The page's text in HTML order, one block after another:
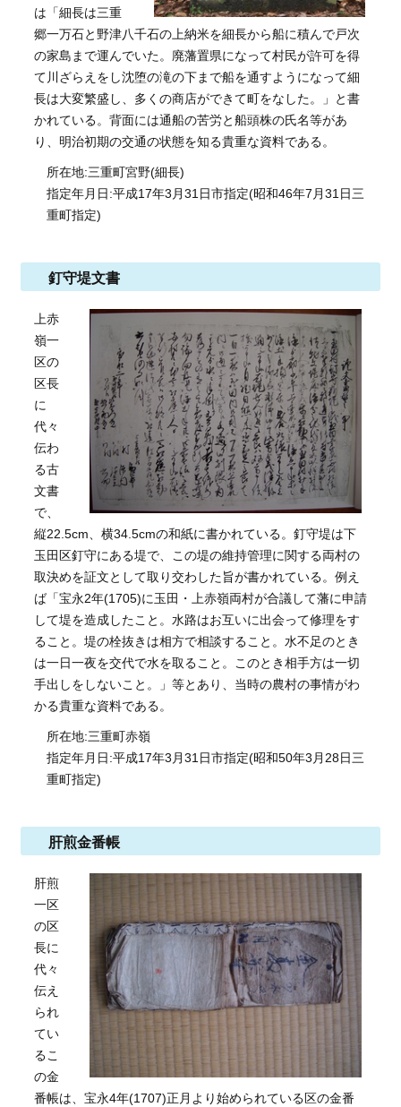
は「細長は三重
郷一万石と野津八千石の上納米を細長から船に積んで戸次
の家島まで運んでいた。廃藩置県になって村民が許可を得
て川ざらえをし沈堕の滝の下まで船を通すようになって細
長は大変繁盛し、多くの商店ができて町をなした。」と書
かれている。背面には通船の苦労と船頭株の氏名等があ
り、明治初期の交通の状態を知る貴重な資料である。
所在地:三重町宮野(細長)
指定年月日:平成17年3月31日市指定(昭和46年7月31日三
重町指定)
釘守堤文書
上赤
嶺一
区の
区長
に
代々
伝わ
る古
文書
で、
縦22.5cm、横34.5cmの和紙に書かれている。釘守堤は下
玉田区釘守にある堤で、この堤の維持管理に関する両村の
取決めを証文として取り交わした旨が書かれている。例え
ば「宝永2年(1705)に玉田・上赤嶺両村が合議して藩に申請
して堤を造成したこと。水路はお互いに出会って修理をす
ること。堤の栓抜きは相方で相談すること。水不足のとき
は一日一夜を交代で水を取ること。このとき相手方は一切
手出しをしないこと。」等とあり、当時の農村の事情がわ
かる貴重な資料である。
所在地:三重町赤嶺
指定年月日:平成17年3月31日市指定(昭和50年3月28日三
重町指定)
肝煎金番帳
肝煎
一区
の区
長に
代々
伝え
られ
てい
るこ
の金
番帳は、宝永4年(1707)正月より始められている区の金番